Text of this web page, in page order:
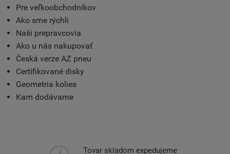
Pre veľkoobchodníkov
Ako sme rýchli
Naši prepravcovia
Ako u nás nakupovať
Česká verze AZ pneu
Certifikované disky
Geometria kolies
Kam dodávame
Tovar skladom expedujeme